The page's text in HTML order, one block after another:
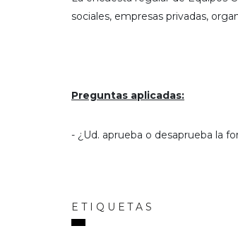
sociales, empresas privadas,
Preguntas aplicadas:
- ¿Ud. aprueba o desaprueba la
ETIQUETAS